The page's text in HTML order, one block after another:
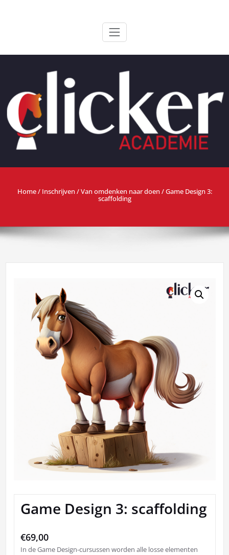
ClickerAcademie
Home/ Inschrijven /Van omdenken naar doen / Game Design 3:
scaffolding
Game Design 3: scaffolding
€69,00
In de Game Design-cursussen worden alle losse elementen